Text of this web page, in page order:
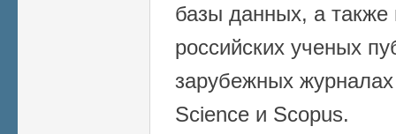
базы данных, а также
российских ученых
зарубежных
Science и Scopus.